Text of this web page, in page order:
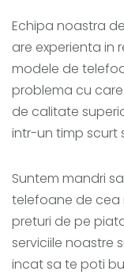
Echipa noastra
are experienta in
modele de
problema cu
de calitate
intr-un timp scurt
Suntem mandri
telefoane de cea
preturi de pe
serviciile noastre
incat sa te poti